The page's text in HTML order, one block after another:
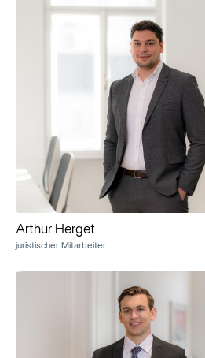
Arthur Herget
juristischer Mitarbeiter